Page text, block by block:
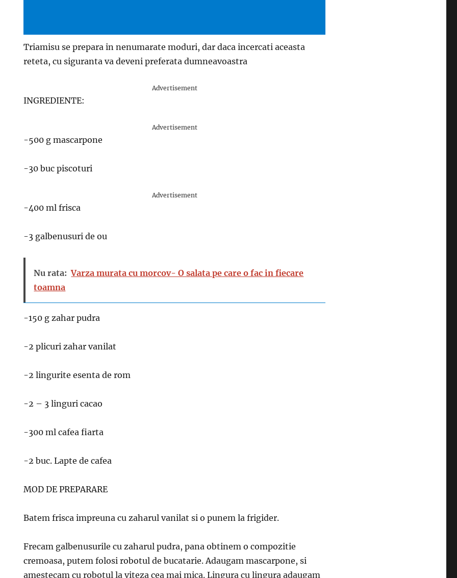
Triamisu se prepara in nenumarate moduri, dar daca incercati aceasta
reteta, cu siguranta va deveni preferata dumneavoastra
Advertisement
INGREDIENTE:
Advertisement
-500 g mascarpone
-30 buc piscoturi
Advertisement
-400 ml frisca
-3 galbenusuri de ou
Nu rata: Varza murata cu morcov- O salata pe care o fac in fiecare
toamna
-150 g zahar pudra
-2 plicuri zahar vanilat
-2 lingurite esenta de rom
-2 – 3 linguri cacao
-300 ml cafea fiarta
-2 buc. Lapte de cafea
MOD DE PREPARARE
Batem frisca impreuna cu zaharul vanilat si o punem la frigider.
Frecam galbenusurile cu zaharul pudra, pana obtinem o compozitie
cremoasa, putem folosi robotul de bucatarie. Adaugam mascarpone, si
amestecam cu robotul la viteza cea mai mica. Lingura cu lingura adaugam